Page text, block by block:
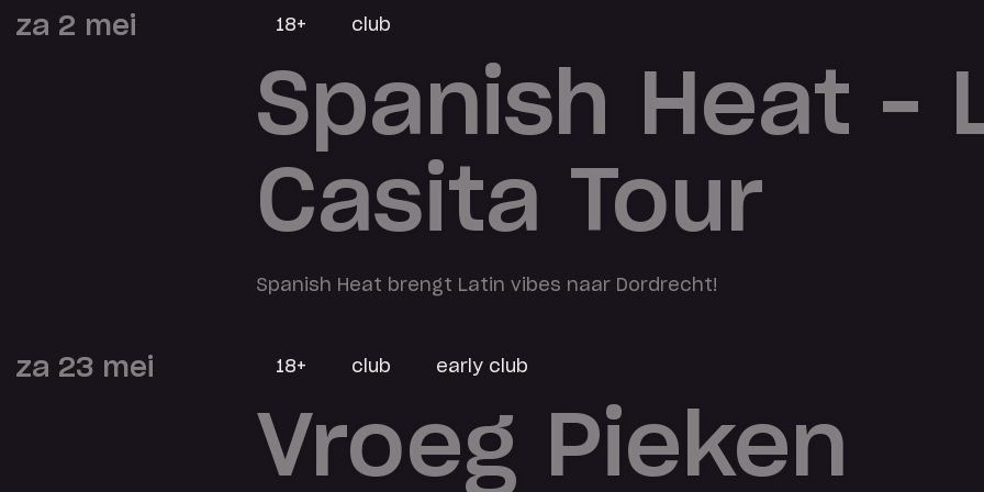
za 2 mei 18+ club
Spanish Heat –
Casita Tour
Spanish Heat brengt Latin vibes naar Dordrecht!
za 23 mei 18+ club early club
Vroeg Pieken